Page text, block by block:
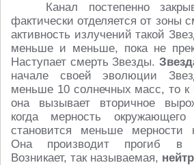
Канал постепенно
фактически отделяется от зоны
активность излучений такой
меньше и меньше, пока не
Наступает смерть Звезды.
начале своей эволюции
меньше 10 солнечных масс, то к
она вызывает вторичное
когда мерность окружающего
становится меньше мерности
Она производит прогиб в
Возникает, так называемая,